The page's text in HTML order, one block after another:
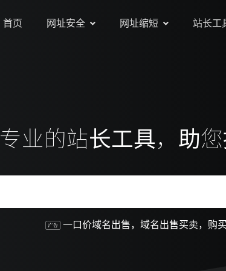
首页 网址安全 网址缩短 站长工
专业的站长工具，助
一口价域名出售，域名出售买卖，购